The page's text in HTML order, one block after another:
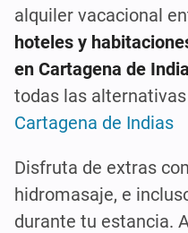
alquiler vacacional
hoteles y
en Cartagena de
todas las
Cartagena de Indias
Disfruta de extras
hidromasaje, e
durante tu estancia.